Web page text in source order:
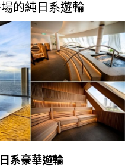
的純日系遊輪
系豪華遊輪